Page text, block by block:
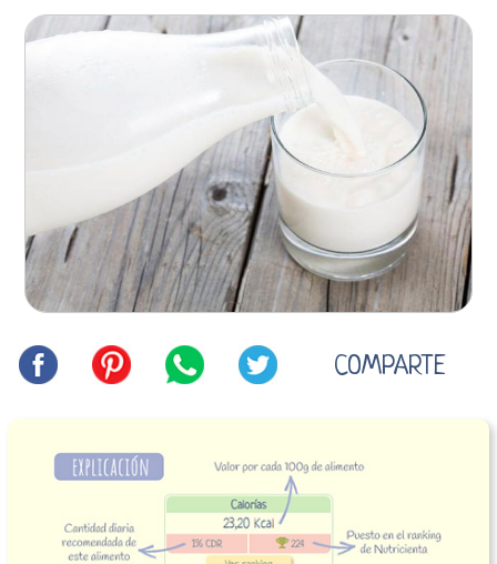
COMPARTE